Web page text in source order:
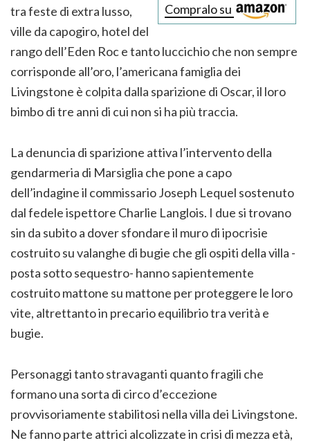
Compralo su
tra feste di extra lusso,
ville da capogiro, hotel del
rango dell’Eden Roc e tanto luccichio che non sempre
corrisponde all’oro, l’americana famiglia dei
Livingstone è colpita dalla sparizione di Oscar, il loro
bimbo di tre anni di cui non si ha più traccia.
La denuncia di sparizione attiva l’intervento della
gendarmeria di Marsiglia che pone a capo
dell’indagine il commissario Joseph Lequel sostenuto
dal fedele ispettore Charlie Langlois. I due si trovano
sin da subito a dover sfondare il muro di ipocrisie
costruito su valanghe di bugie che gli ospiti della villa -
posta sotto sequestro- hanno sapientemente
costruito mattone su mattone per proteggere le loro
vite, altrettanto in precario equilibrio tra verità e
bugie.
Personaggi tanto stravaganti quanto fragili che
formano una sorta di circo d’eccezione
provvisoriamente stabilitosi nella villa dei Livingstone.
Ne fanno parte attrici alcolizzate in crisi di mezza età,